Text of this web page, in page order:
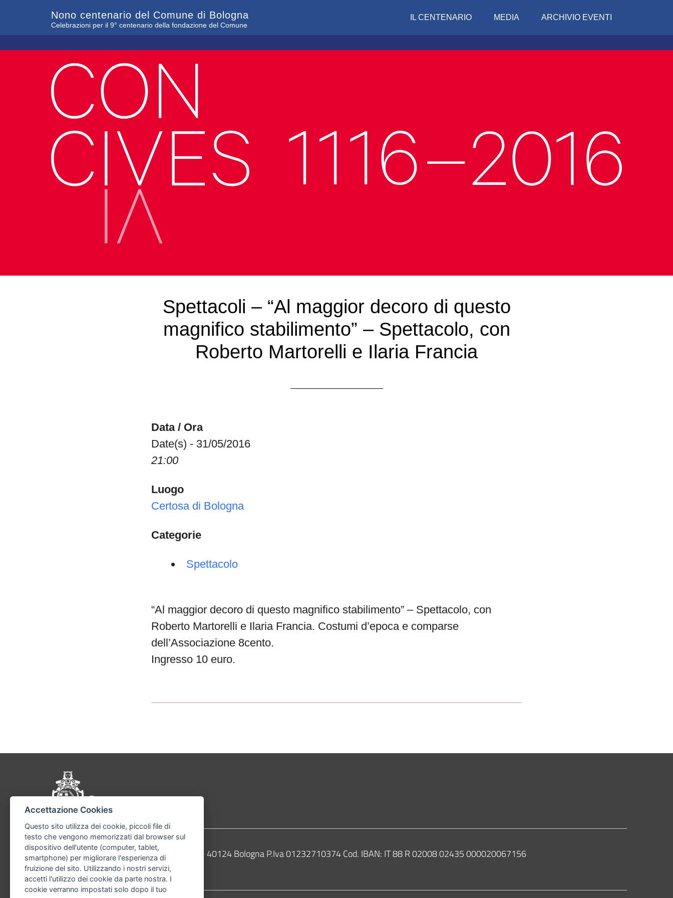
Nono centenario del Comune di Bologna
Celebrazioni per il 9° centenario della fondazione del Comune
IL CENTENARIO MEDIA ARCHIVIO EVENTI
Spettacoli – “Al maggior decoro di questo
magnifico stabilimento” – Spettacolo, con
Roberto Martorelli e Ilaria Francia
Data / Ora
Date(s) - 31/05/2016
21:00
Luogo
Certosa di Bologna
Categorie
Spettacolo
“Al maggior decoro di questo magnifico stabilimento” – Spettacolo, con
Roberto Martorelli e Ilaria Francia. Costumi d’epoca e comparse
dell’Associazione 8cento.
Ingresso 10 euro.
Pié di pagina di Comune di Bologna
Contatti
Comune di Bologna, Piazza Maggiore, 6 - 40124 Bologna P.Iva 01232710374 Cod. IBAN: IT 88 R 02008 02435 000020067156
Telefono:051203040
Accettazione Cookies
Questo sito utilizza dei cookie, piccoli file di
testo che vengono memorizzati dal browser sul
dispositivo dell'utente (computer, tablet,
smartphone) per migliorare l'esperienza di
fruizione del sito. Utilizzando i nostri servizi,
accetti l'utilizzo dei cookie da parte nostra. I
cookie verranno impostati solo dopo il tuo